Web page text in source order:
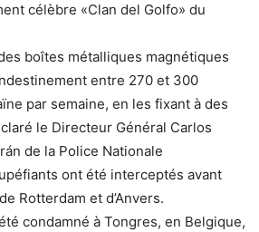
célèbre «Clan del Golfo» du
boîtes métalliques magnétiques
entre 270 et 300
par semaine, en les fixant à des
le Directeur Général Carlos
de la Police Nationale
ont été interceptés avant
Rotterdam et d’Anvers.
condamné à Tongres, en Belgique,